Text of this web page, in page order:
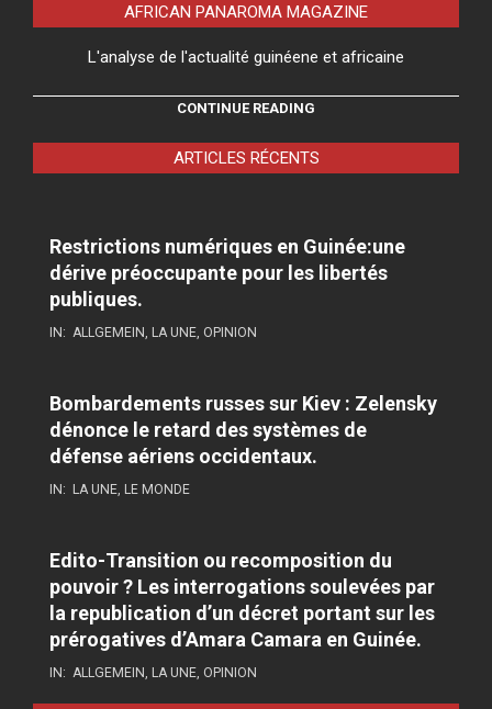
AFRICAN PANAROMA MAGAZINE
L'analyse de l'actualité guinéene et africaine
CONTINUE READING
ARTICLES RÉCENTS
Restrictions numériques en Guinée:une
dérive préoccupante pour les libertés
publiques.
IN: ALLGEMEIN LA UNE OPINION
Bombardements russes sur Kiev : Zelensky
dénonce le retard des systèmes de
défense aériens occidentaux.
IN: LA UNE LE MONDE
Edito-Transition ou recomposition du
pouvoir ? Les interrogations soulevées par
la republication d’un décret portant sur les
prérogatives d’Amara Camara en Guinée.
IN: ALLGEMEIN LA UNE OPINION